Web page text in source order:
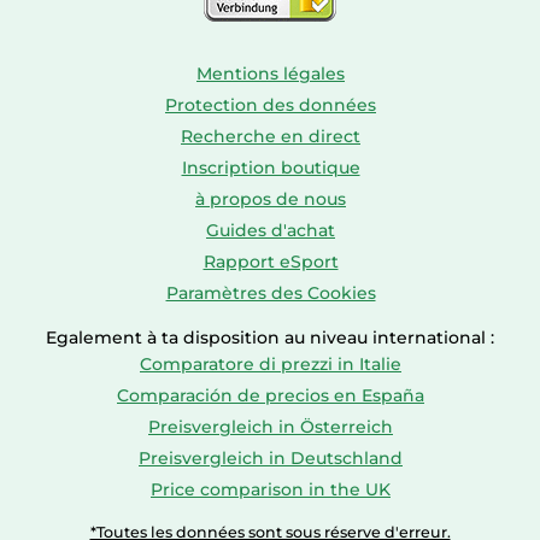
Mentions légales
Protection des données
Recherche en direct
Inscription boutique
à propos de nous
Guides d'achat
Rapport eSport
Paramètres des Cookies
Egalement à ta disposition au niveau international :
Comparatore di prezzi in Italie
Comparación de precios en España
Preisvergleich in Österreich
Preisvergleich in Deutschland
Price comparison in the UK
*Toutes les données sont sous réserve d'erreur.